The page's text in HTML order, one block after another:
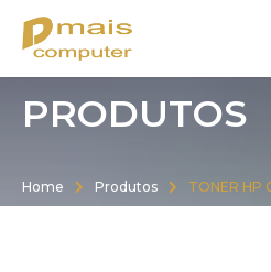
PRODUTOS
Home Produtos TONER HP